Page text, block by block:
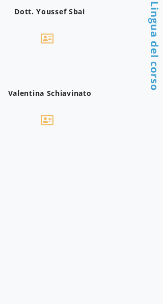
Dott. Youssef Sbai
Valentina Schiavinato
Lingua del corso